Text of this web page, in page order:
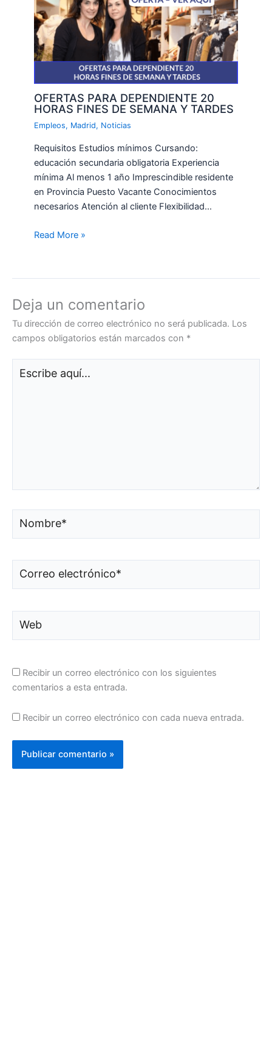
OFERTAS PARA DEPENDIENTE 20
HORAS FINES DE SEMANA Y TARDES
Empleos, Madrid, Noticias
Requisitos Estudios mínimos Cursando:
educación secundaria obligatoria Experiencia
mínima Al menos 1 año Imprescindible residente
en Provincia Puesto Vacante Conocimientos
necesarios Atención al cliente Flexibilidad…
Read More »
Deja un comentario
Tu dirección de correo electrónico no será publicada. Los
campos obligatorios están marcados con *
aquí...
Correo
electrónico*
Recibir un correo electrónico con los siguientes
comentarios a esta entrada.
Recibir un correo electrónico con cada nueva entrada.